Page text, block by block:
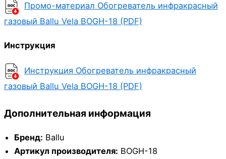
Промо-материал Обогреватель инфракрасный
газовый Ballu Vela BOGH-18 (PDF)
Инструкция
Инструкция Обогреватель инфракрасный
газовый Ballu Vela BOGH-18 (PDF)
Дополнительная информация
Бренд: Ballu
Артикул производителя: BOGH-18